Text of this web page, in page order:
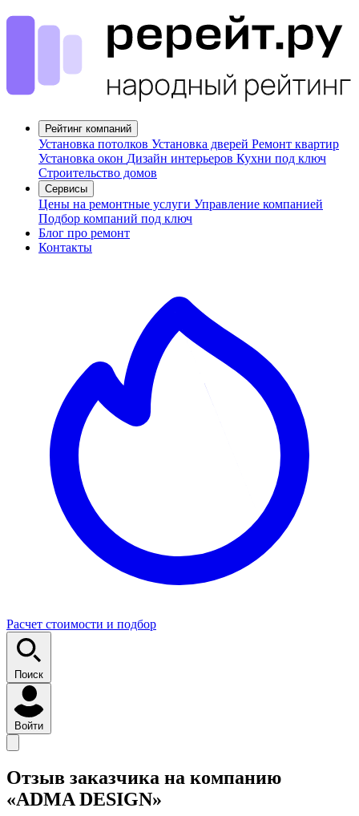
Рейтинг компаний
Установка потолков Установка дверей Ремонт квартир
Установка окон Дизайн интерьеров Кухни под ключ
Строительство домов
Сервисы
Цены на ремонтные услуги Управление компанией
Подбор компаний под ключ
Блог про ремонт
Контакты
Расчет стоимости и подбор
Поиск
Войти
Отзыв заказчика на компанию
«ADMA DESIGN»